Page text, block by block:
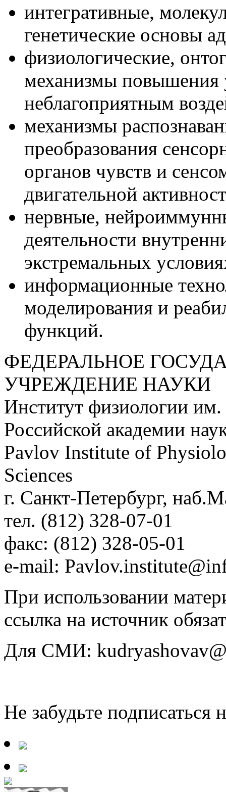
интегративные,
генетические основы
физиологические,
механизмы повышения
неблагоприятным
механизмы
преобразования
органов чувств и
двигательной
нервные,
деятельности
экстремальных
информационные
моделирования и
функций.
ФЕДЕРАЛЬНОЕ
УЧРЕЖДЕНИЕ НАУКИ
Институт физиологии
Российской академии
Pavlov Institute of
Sciences
г. Санкт-Петербург,
тел. (812) 328-07-01
факс: (812) 328-05-01
e-mail:
При использовании
ссылка на источник
Для СМИ:
Не забудьте подписаться